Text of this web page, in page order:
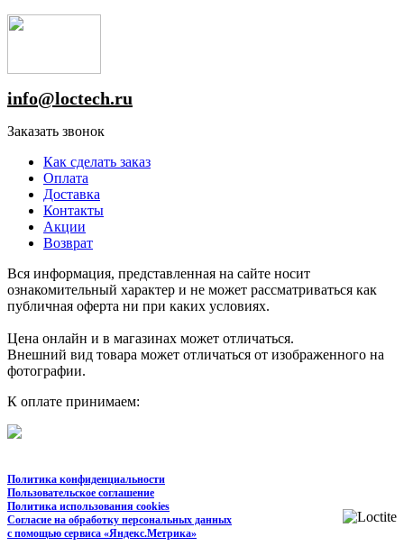
info@loctech.ru
Заказать звонок
Как сделать заказ
Оплата
Доставка
Контакты
Акции
Возврат
Вся информация, представленная на сайте носит
ознакомительный характер и не может рассматриваться как
публичная оферта ни при каких условиях.
Цена онлайн и в магазинах может отличаться.
Внешний вид товара может отличаться от изображенного на
фотографии.
К оплате принимаем:
Политика конфиденциальности
Пользовательское соглашение
Политика использования cookies
Согласие на обработку персональных данных
с помощью сервиса «Яндекс.Метрика»